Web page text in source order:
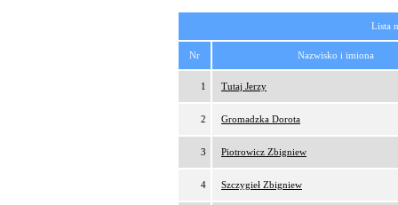
Lista
Nr Nazwisko i imiona
1 Tutaj Jerzy
2 Gromadzka Dorota
3 Piotrowicz Zbigniew
4 Szczygieł Zbigniew